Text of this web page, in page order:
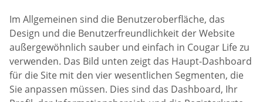
Im Allgemeinen sind die Benutzeroberfläche, das
Design und die Benutzerfreundlichkeit der Website
außergewöhnlich sauber und einfach in Cougar Life zu
verwenden. Das Bild unten zeigt das Haupt-Dashboard
für die Site mit den vier wesentlichen Segmenten, die
Sie anpassen müssen. Dies sind das Dashboard, Ihr